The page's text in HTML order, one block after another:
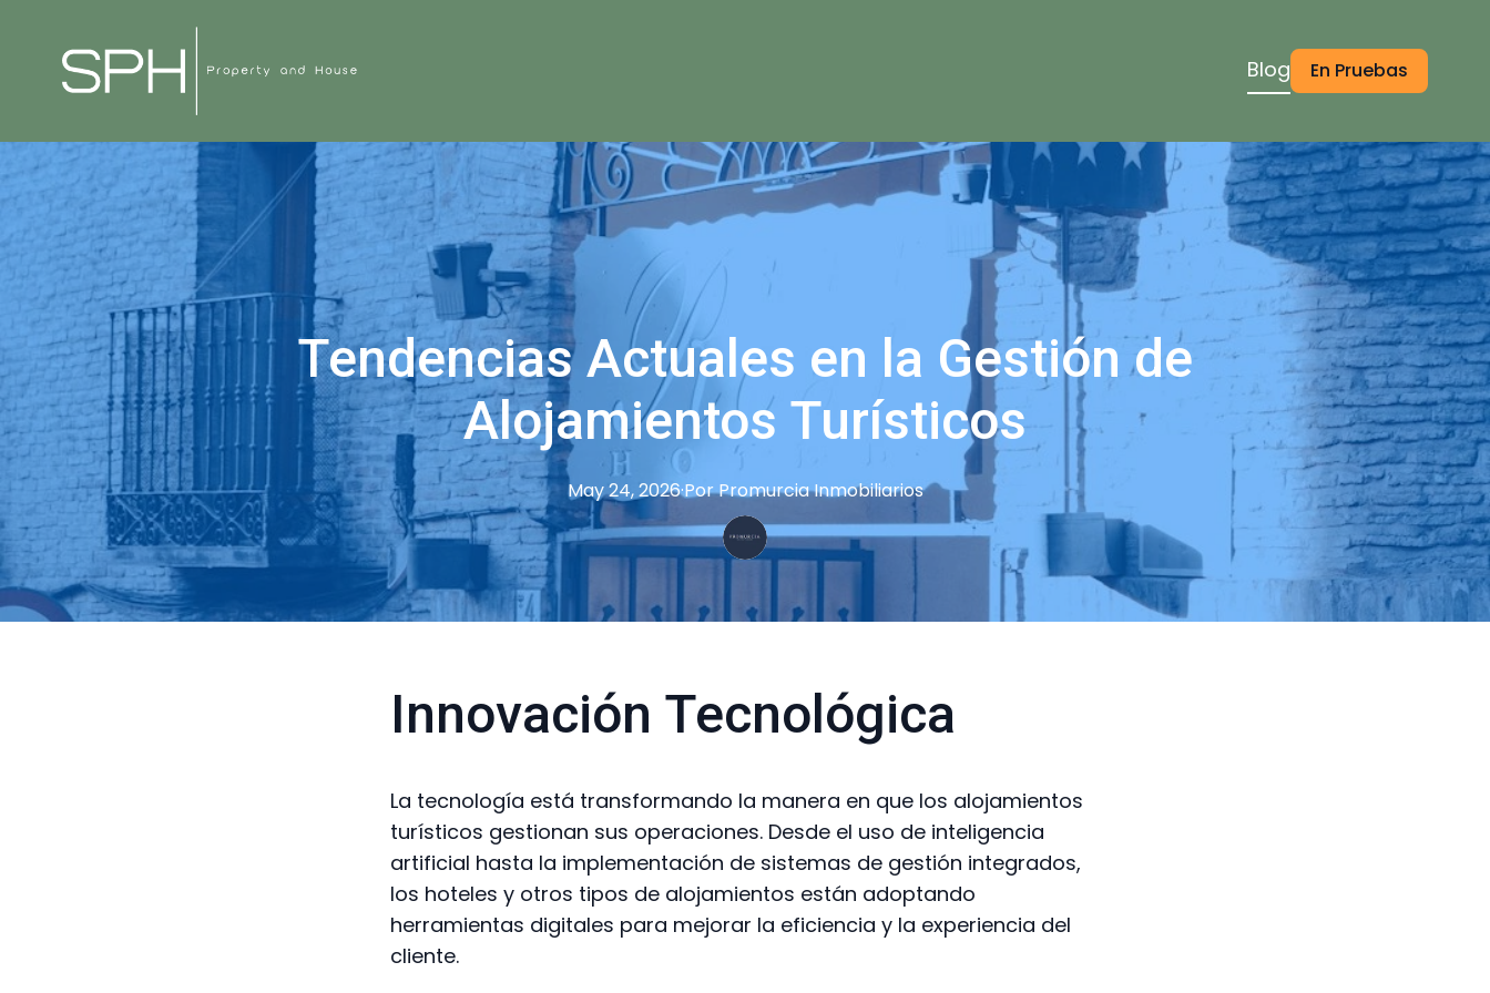
Blog En Pruebas
Tendencias Actuales en la Gestión de
Alojamientos Turísticos
May 24, 2026·PorPromurciaInmobiliarios
Innovación Tecnológica
La tecnología está transformando la manera en que los alojamientos
turísticos gestionan sus operaciones. Desde el uso de inteligencia
artificial hasta la implementación de sistemas de gestión integrados,
los hoteles y otros tipos de alojamientos están adoptando
herramientas digitales para mejorar la eficiencia y la experiencia del
cliente.